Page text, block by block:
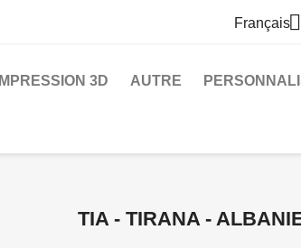
Français
IMPRESSION 3D AUTRE
TIA - TIRANA -